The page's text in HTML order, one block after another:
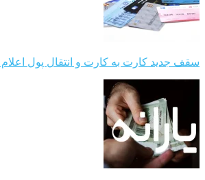
سقف جدید کارت به کارت و انتقال پول